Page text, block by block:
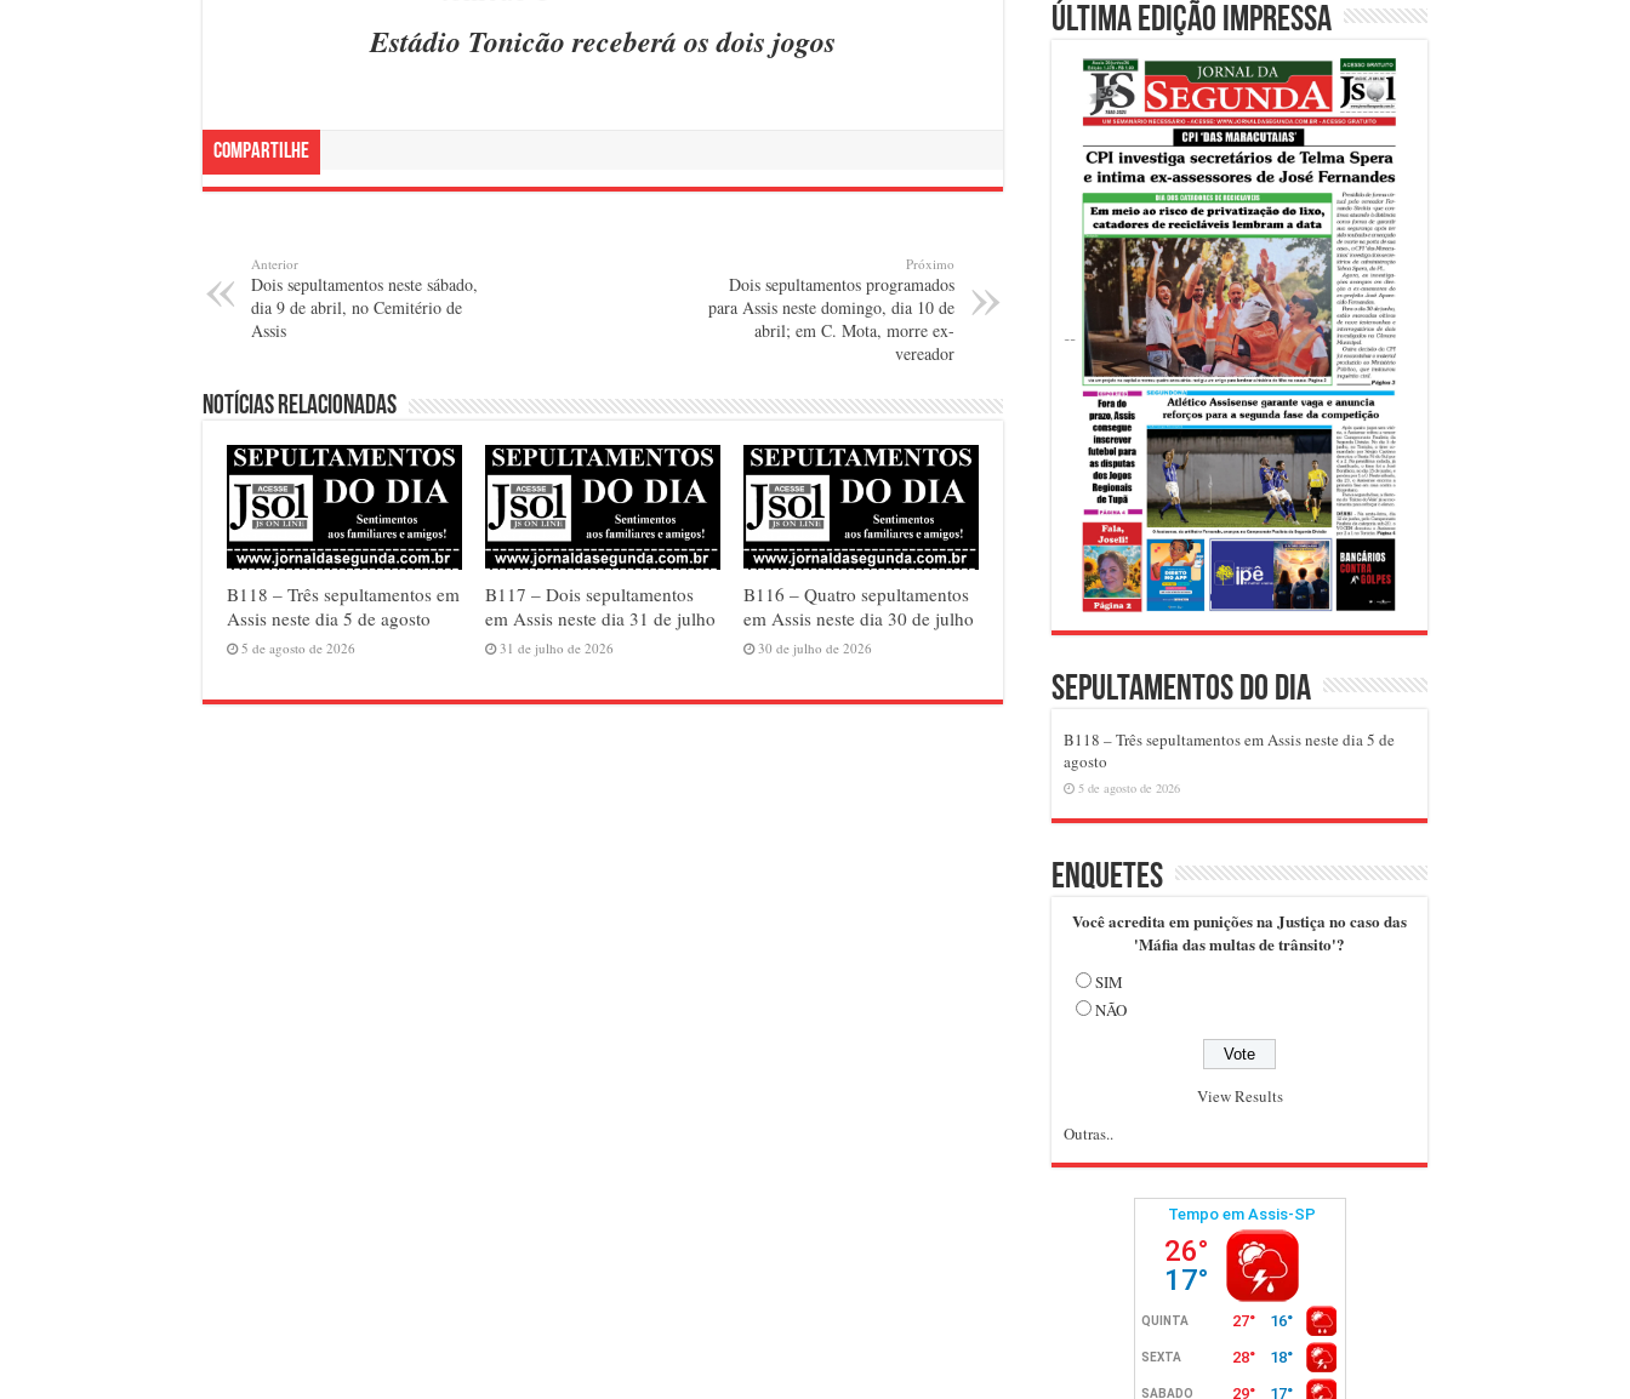
Estádio Tonicão receberá os dois jogos
Compartilhe
Anterior
Dois sepultamentos neste sábado,
dia 9 de abril, no Cemitério de
Assis
Próximo
Dois sepultamentos programados
para Assis neste domingo, dia 10 de
abril; em C. Mota, morre ex-
vereador
Notícias relacionadas
B118 – Três sepultamentos em
Assis neste dia 5 de agosto
5 de agosto de 2026
B117 – Dois sepultamentos
em Assis neste dia 31 de julho
31 de julho de 2026
B116 – Quatro sepultamentos
em Assis neste dia 30 de julho
30 de julho de 2026
Última edição impressa
Sepultamentos do dia
B118 – Três sepultamentos em Assis neste dia 5 de
agosto
5 de agosto de 2026
Enquetes
Você acredita em punições na Justiça no caso das
'Máfia das multas de trânsito'?
SIM
NÃO
View Results
Outras..